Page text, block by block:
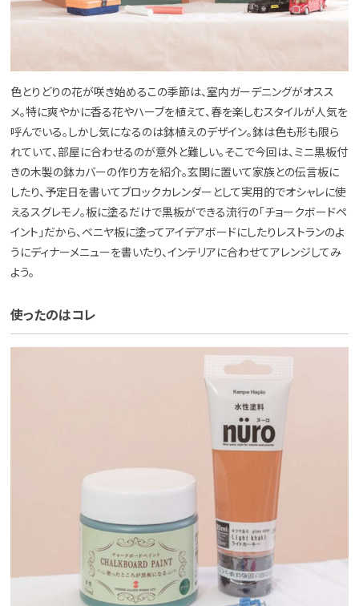
色とりどりの花が咲き始めるこの季節は、室内ガーデニングがオスス
メ。特に爽やかに香る花やハーブを植えて、春を楽しむスタイルが人気を
呼んでいる。しかし気になるのは鉢植えのデザイン。鉢は色も形も限ら
れていて、部屋に合わせるのが意外と難しい。そこで今回は、ミニ黒板付
きの木製の鉢カバーの作り方を紹介。玄関に置いて家族との伝言板に
したり、予定日を書いてブロックカレンダーとして実用的でオシャレに使
えるスグレモノ。板に塗るだけで黒板ができる流行の「チョークボードペ
イント」だから、ベニヤ板に塗ってアイデアボードにしたりレストランのよ
うにディナーメニューを書いたり、インテリアに合わせてアレンジしてみ
よう。
使ったのはコレ